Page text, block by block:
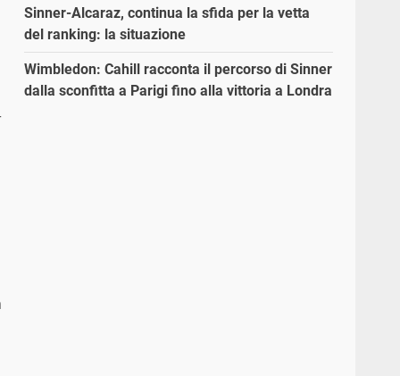
Sinner-Alcaraz, continua la sfida per la vetta
del ranking: la situazione
Wimbledon: Cahill racconta il percorso di Sinner
dalla sconfitta a Parigi fino alla vittoria a Londra